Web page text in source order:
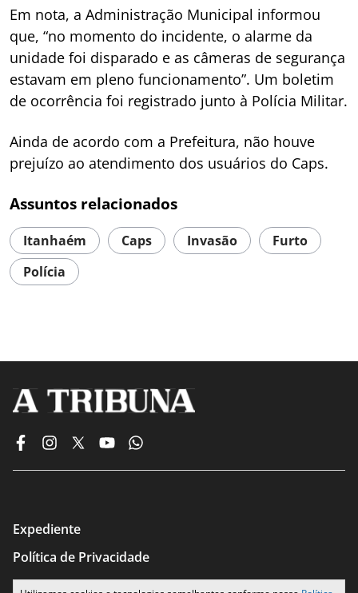
Em nota, a Administração Municipal informou
que, “no momento do incidente, o alarme da
unidade foi disparado e as câmeras de segurança
estavam em pleno funcionamento”. Um boletim
de ocorrência foi registrado junto à Polícia Militar.
Ainda de acordo com a Prefeitura, não houve
prejuízo ao atendimento dos usuários do Caps.
Assuntos relacionados
Itanhaém Caps Invasão
Furto
Polícia
Expediente
Política de Privacidade
Termos de Uso